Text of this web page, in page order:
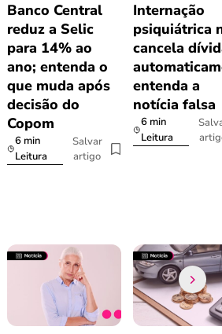
Banco Central
reduz a Selic
para 14% ao
ano; entenda o
que muda após
decisão do
Copom
6 min
Leitura
Salvar
artigo
Internação
psiquiátrica
cancela
entenda a
notícia falsa
6 min
Leitura